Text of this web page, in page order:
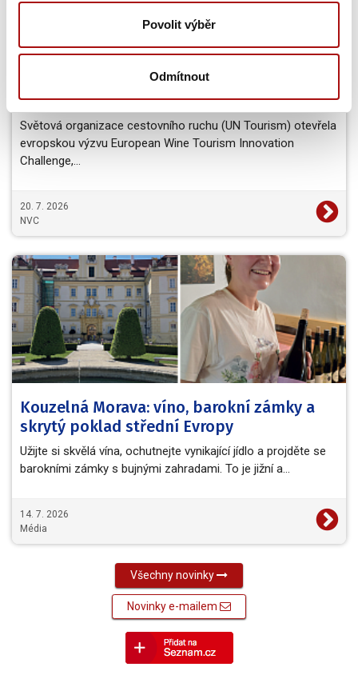
Povolit výběr
Odmítnout
Světová organizace cestovního ruchu
hledá inovace pro budoucnost vinařské
turistiky
Světová organizace cestovního ruchu (UN Tourism) otevřela
evropskou výzvu European Wine Tourism Innovation
Challenge,…
20. 7. 2026
NVC
Kouzelná Morava: víno, barokní zámky a
skrytý poklad střední Evropy
Užijte si skvělá vína, ochutnejte vynikající jídlo a projděte se
barokními zámky s bujnými zahradami. To je jižní a…
14. 7. 2026
Média
Všechny novinky
Novinky e-mailem